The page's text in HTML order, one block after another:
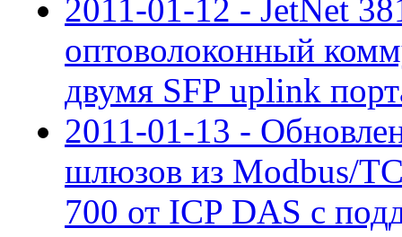
2011-01-12 - JetNet
оптоволоконный
двумя SFP uplink
2011-01-13 -
шлюзов из Modbus/
700 от ICP DAS с